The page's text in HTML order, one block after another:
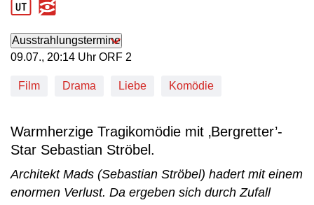
Ausstrahlungstermine
09. Juli, 20:14 Uhr in ORF 2
09.07., 20:14 Uhr ORF 2
Film Drama Liebe Komödie
Warmherzige Tragikomödie mit ‚Bergretter’-
Star Sebastian Ströbel.
Architekt Mads (Sebastian Ströbel) hadert mit einem
enormen Verlust. Da ergeben sich durch Zufall